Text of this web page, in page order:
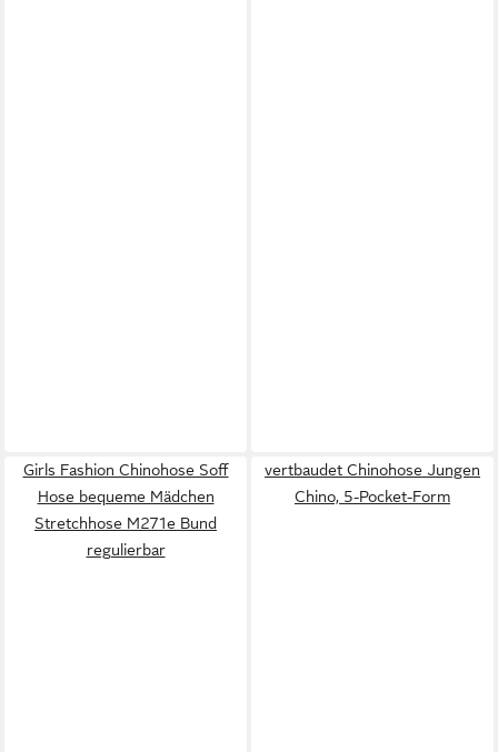
Girls Fashion Chinohose Soff
Hose bequeme Mädchen
Stretchhose M271e Bund
regulierbar
vertbaudet Chinohose Jungen
Chino, 5-Pocket-Form